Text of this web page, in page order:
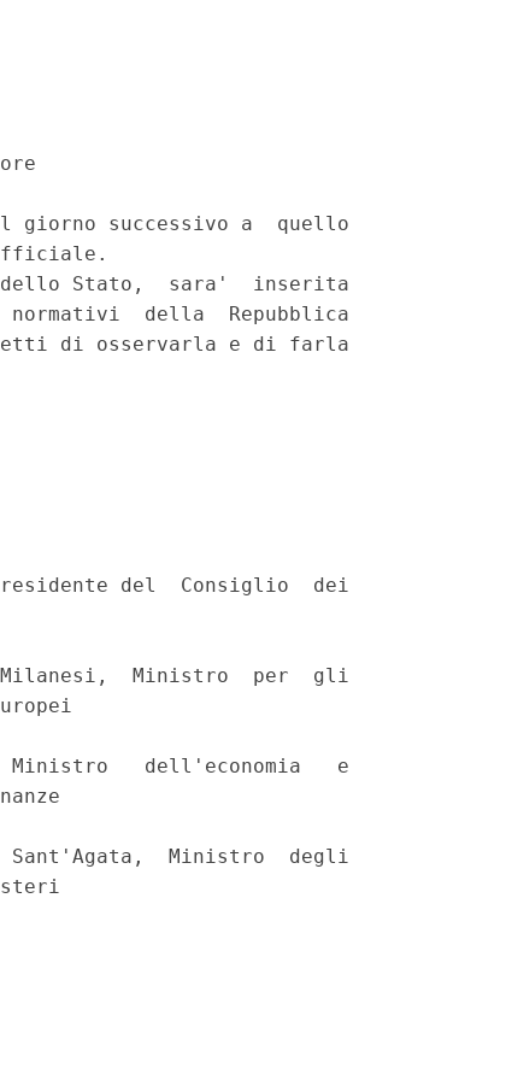
giorno successivo a  quello
Stato,  sara'  inserita
della  Repubblica
di osservarla e di farla
del  Consiglio  dei
Ministro  per  gli
dell'economia   e
Ministro  degli